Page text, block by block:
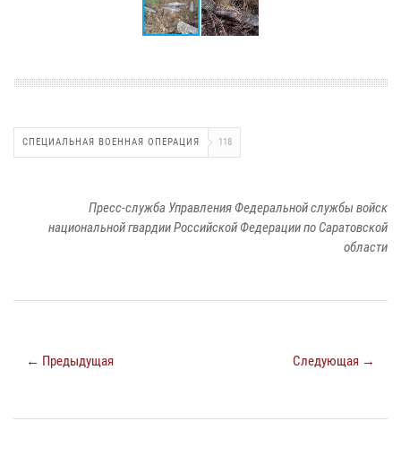
СПЕЦИАЛЬНАЯ ВОЕННАЯ ОПЕРАЦИЯ 118
Пресс-служба Управления Федеральной службы войск
национальной гвардии Российской Федерации по Саратовской
области
← Предыдущая Следующая →